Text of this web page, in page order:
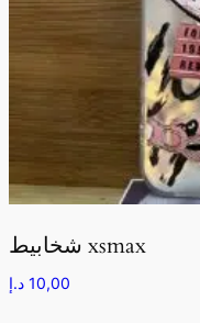
شخابيط xsmax
10,00 د.إ